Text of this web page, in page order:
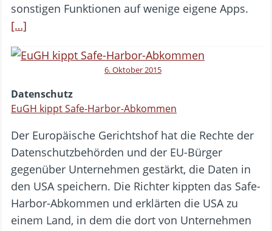
sonstigen Funktionen auf wenige eigene Apps.
[…]
6. Oktober 2015
Datenschutz
EuGH kippt Safe-Harbor-Abkommen
Der Europäische Gerichtshof hat die Rechte der
Datenschutzbehörden und der EU-Bürger
gegenüber Unternehmen gestärkt, die Daten in
den USA speichern. Die Richter kippten das Safe-
Harbor-Abkommen und erklärten die USA zu
einem Land, in dem die dort von Unternehmen